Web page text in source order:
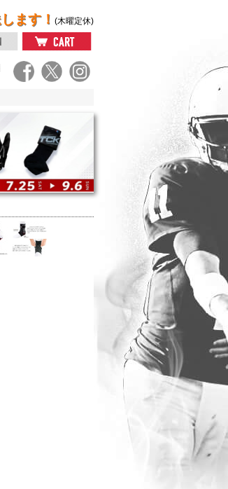
ます！ (木曜定休)